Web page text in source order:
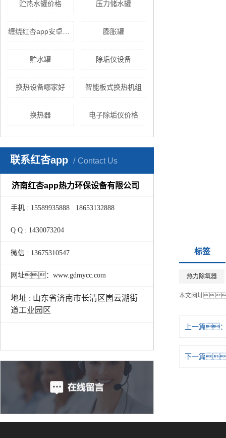
贮热水罐价格 压力储水罐
膨胀罐
贮水罐 除垢仪设备
换热设备哪家好 智能板式换热机组
换热器 电子除垢仪价格
联系红杏app Contact Us
济南红杏app热力环保设备有限公司
手机 : 15589935888 18653132888
Q Q : 1430073204
微信 : 13675310547
网址：www.gdmycc.com
地址 : 山东省济南市长清区崮云湖街
道工业园区
标签
热力除氧器
本文网址
上一篇
下一篇